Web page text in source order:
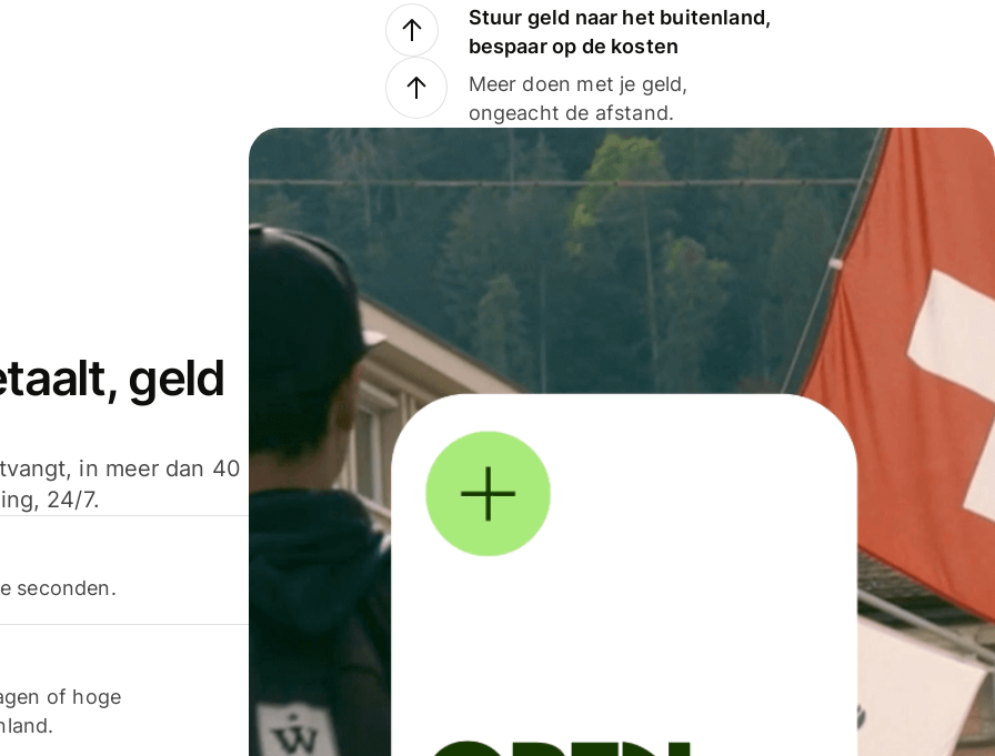
Stuur geld naar het buitenland,
bespaar op de kosten
Meer doen met je geld,
ongeacht de afstand.
geld
in meer dan 40
24/7.
seconden.
of hoge